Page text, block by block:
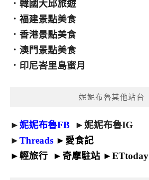
． 韓國大邱旅遊
． 福建景點美食
． 香港景點美食
． 澳門景點美食
． 印尼峇里島蜜月
妮妮布魯其他站台
►妮妮布魯FB ►妮妮布魯IG
►Threads ► 愛食記
►輕旅行 ► 奇摩駐站 ►ETtoday